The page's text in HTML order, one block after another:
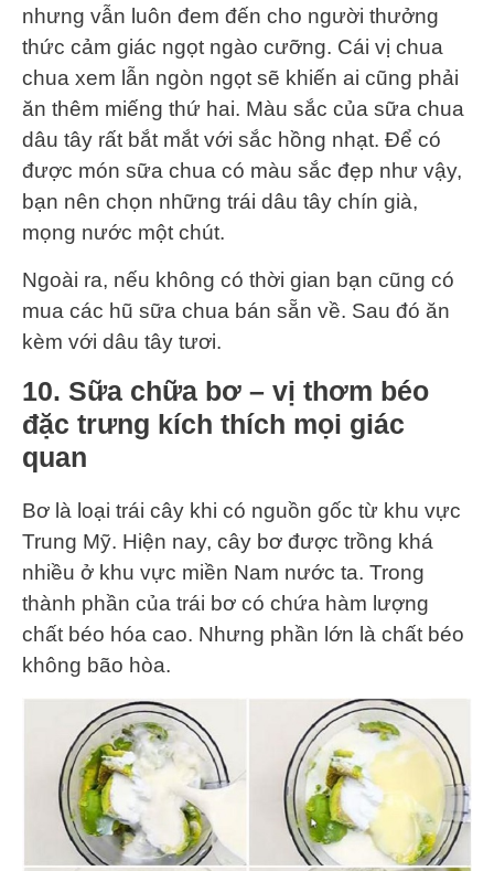
nhưng vẫn luôn đem đến cho người thưởng
thức cảm giác ngọt ngào cưỡng. Cái vị chua
chua xem lẫn ngòn ngọt sẽ khiến ai cũng phải
ăn thêm miếng thứ hai. Màu sắc của sữa chua
dâu tây rất bắt mắt với sắc hồng nhạt. Để có
được món sữa chua có màu sắc đẹp như vậy,
bạn nên chọn những trái dâu tây chín già,
mọng nước một chút.
Ngoài ra, nếu không có thời gian bạn cũng có
mua các hũ sữa chua bán sẵn về. Sau đó ăn
kèm với dâu tây tươi.
10. Sữa chữa bơ – vị thơm béo
đặc trưng kích thích mọi giác
quan
Bơ là loại trái cây khi có nguồn gốc từ khu vực
Trung Mỹ. Hiện nay, cây bơ được trồng khá
nhiều ở khu vực miền Nam nước ta. Trong
thành phần của trái bơ có chứa hàm lượng
chất béo hóa cao. Nhưng phần lớn là chất béo
không bão hòa.